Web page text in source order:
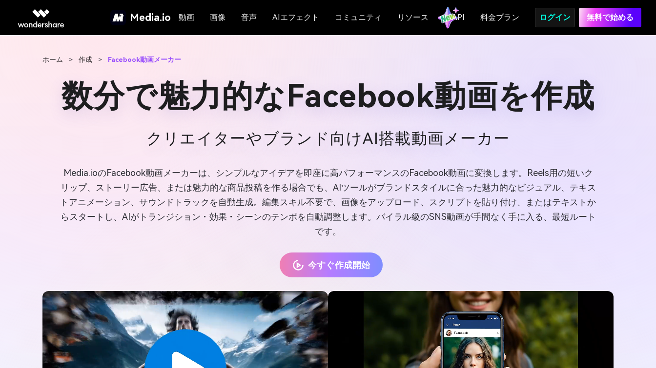
Media.io 動画 画像 音声 AIエフェクト コミュニティ リソース API 料金プラン ログイン 無料で始める
ホーム > 作成 > Facebook動画メーカー
数分で魅力的なFacebook動画を作成
クリエイターやブランド向けAI搭載動画メーカー
Media.ioのFacebook動画メーカーは、シンプルなアイデアを即座に高パフォーマンスのFacebook動画に変換します。Reels用の短いク
リップ、ストーリー広告、または魅力的な商品投稿を作る場合でも、AIツールがブランドスタイルに合った魅力的なビジュアル、テキス
トアニメーション、サウンドトラックを自動生成。編集スキル不要で、画像をアップロード、スクリプトを貼り付け、またはテキストか
らスタートし、AIがトランジション・効果・シーンのテンポを自動調整します。バイラル級のSNS動画が手間なく手に入る、最短ルート
です。
今すぐ作成開始